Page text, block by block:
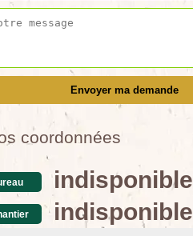
coordonnées
indisponible
indisponible